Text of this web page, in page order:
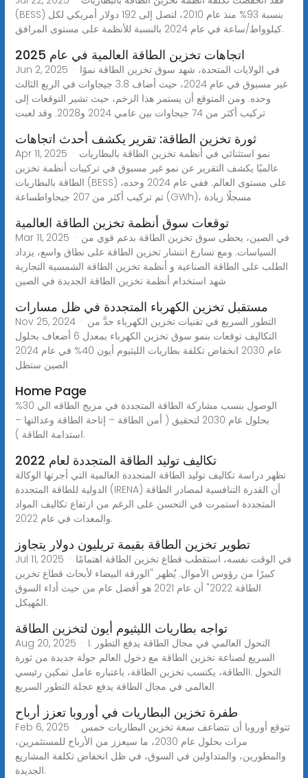
(BESS) بنسبة 93% منذ عام 2010، لتصل إلى 192 دولار أمريكي لكل
كيلوواط/ساعة في عام 2024 بالنسبة للأنظمة على مستوى المرافق.
اتجاهات تخزين الطاقة العالمية في عام 2025
Jun 2, 2025 · في الولايات المتحدة، شهد سوق تخزين الطاقة نموًا
غير مسبوق في عام 2024، حيث أضاف 3.8 جيجاوات في الربع الثالث
وحده. ومن المتوقع أن يستمر هذا الزخم، حيث تشير التوقعات إلى
تركيب أكثر من 74 جيجاوات بين عامي 2024 و2028. وقد لعبت
ثورة تخزين الطاقة: تقرير يكشف أحدث اتجاهات
Apr 11, 2025 · نمو استثنائي في أنظمة تخزين الطاقة بالبطاريات
عالميًا يكشف التقرير عن نمو غير مسبوق في تركيبات أنظمة تخزين
الطاقة بالبطاريات (BESS) على مستوى العالم. ففي عام 2024 وحده،
تم تركيب أكثر من 207 جيجاواطساعة (GWh)، مسجلًا زيادة
توقعات سوق أنظمة تخزين الطاقة العالمية
Mar 11, 2025 · في الصين، يحظى سوق تخزين الطاقة بدعم قوي من
السياسات. ومع تسارع انتشار تخزين الطاقة على نطاق واسع، يزداد
الطلب على الطاقة الصناعية و أنظمة تخزين الطاقة الشمسية التجارية
شهد استخدام أنظمة تخزين الطاقة الجديدة في الصين
مستقبل تخزين الكهرباء المتجددة في ظل مسارات
Nov 25, 2024 · التطور السريع في تقنيات تخزين الكهرباء حدَّ من
التكاليف توقعات بنمو سوق تخزين الكهرباء بمعدل 6 أضعاف بحلول
عام 2030 انخفاض تكلفة بطاريات الليثيوم أيون 40% في عام 2024
الصين ستظل
Home Page
الوصول بنسب مشاركة الطاقة المتجددة في مزيج الطاقه الي 30%
بحلول عام 2030 لتحقيق ( أمن الطاقة – إتاحة الطاقة وعدالتها –
استدامة الطاقة ).
تكاليف توليد الطاقة المتجددة لعام 2022
تظهر دراسة تكاليف توليد الطاقة المتجددة العالمية التي أجرتها الوكالة
الدولية للطاقة المتجددة (IRENA) أن القدرة التنافسية لمصادر الطاقة
المتجددة استمرت في التحسن على الرغم من ارتفاع تكاليف المواد
والمعدات في عام 2022.
تطوير تخزين الطاقة بقيمة تريليون دولار يتجاوز
Jul 11, 2025 · في الوقت نفسه، استقطب قطاع تخزين الطاقة اهتمامًا
كبيرًا من رؤوس الأموال. يُظهر "الورقة البيضاء لأبحاث قطاع تخزين
الطاقة 2022" أن عام 2021 هو أفضل عام من حيث أداء السوق
المُهيكل.
تواجه بطاريات الليثيوم أيون لتخزين الطاقة
Aug 20, 2025 · I. التحول العالمي في مجال الطاقة يدفع التطور
السريع لصناعة تخزين الطاقة مع دخول العالم جولة جديدة من ثورة
الطاقة، يكتسب تخزين الطاقة، باعتباره عامل تمكين رئيسيI. التحول
العالمي في مجال الطاقة يدفع عجلة التطور السريع
طفرة تخزين البطاريات في أوروبا تعزز أرباح
Feb 6, 2025 · تتوقع أوروبا أن تتضاعف سعة تخزين البطاريات خمس
مرات بحلول عام 2030، ما سيعزز من الأرباح للمستثمرين،
والمطورين، والمتداولين في السوق، في ظل انخفاض تكلفة المشاريع
الجديدة.